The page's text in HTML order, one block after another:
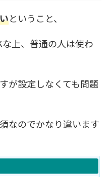
ということ、
上、普通の人は使わ
が設定しなくても問題
なのでかなり違います